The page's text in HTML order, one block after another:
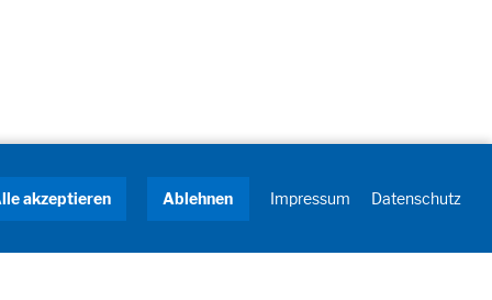
akzeptieren Ablehnen Impressum Datenschutz